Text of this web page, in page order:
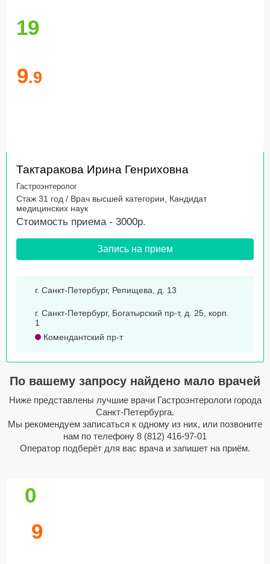
19
9.9
Тактаракова Ирина Генриховна
Гастроэнтеролог
Стаж 31 год / Врач высшей категории, Кандидат
медицинских наук
Стоимость приема - 3000р.
Запись на прием
г. Санкт-Петербург, Репищева, д. 13
г. Санкт-Петербург, Богатырский пр-т, д. 25, корп.
1
Комендантский пр-т
По вашему запросу найдено мало врачей
Ниже представлены лучшие врачи Гастроэнтерологи города
Санкт-Петербурга.
Мы рекомендуем записаться к одному из них, или позвоните
нам по телефону 8 (812) 416-97-01
Оператор подберёт для вас врача и запишет на приём.
0
9